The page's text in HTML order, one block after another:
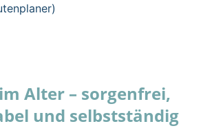
Alter – sorgenfrei,
und selbstständig